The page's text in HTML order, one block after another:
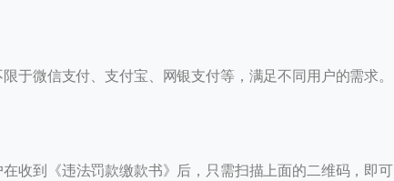
于微信支付、支付宝、网银支付等，满足不同用户的需求。
收到《违法罚款缴款书》后，只需扫描上面的二维码，即可